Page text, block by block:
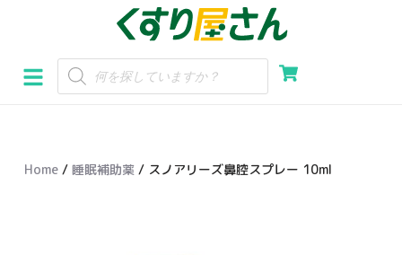
ン
テ
スHome / 睡眠補助薬 / スノアリーズ鼻腔スプレー 10ml